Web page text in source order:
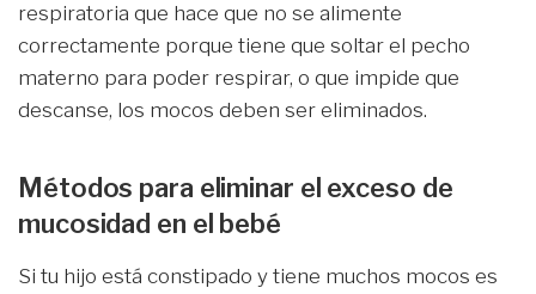
respiratoria que hace que no se alimente
correctamente porque tiene que soltar el pecho
materno para poder respirar, o que impide que
descanse, los mocos deben ser eliminados.
Métodos para eliminar el exceso de
mucosidad en el bebé
Si tu hijo está constipado y tiene muchos mocos es